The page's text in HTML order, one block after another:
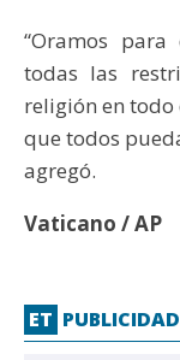
“Oramos para
todas las
religión en
que todos
agregó.
Vaticano / AP
ET PUBLICIDAD